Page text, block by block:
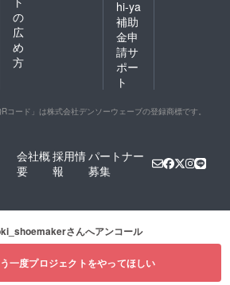
の
広
め
方
hi-ya
補助
金申
請サ
ポー
ト
コード」は株式会社デンソーウェーブの登録商標です。
会社概
要
採用情
報
パートナー
募集
さんへアンコール
一度プロジェクトをやってほしい